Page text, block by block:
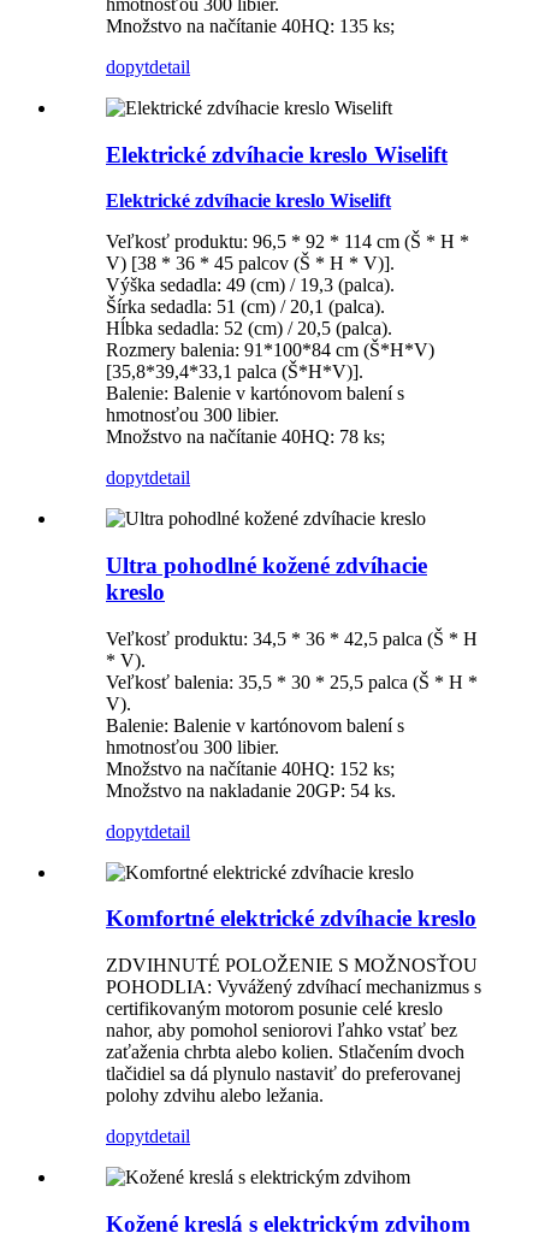
Množstvo na načítanie 40HQ: 135 ks;
dopytdetail
Elektrické zdvíhacie kreslo Wiselift
Elektrické zdvíhacie kreslo Wiselift
Veľkosť produktu: 96,5 * 92 * 114 cm (Š * H *
V) [38 * 36 * 45 palcov (Š * H * V)].
Výška sedadla: 49 (cm) / 19,3 (palca).
Šírka sedadla: 51 (cm) / 20,1 (palca).
Hĺbka sedadla: 52 (cm) / 20,5 (palca).
Rozmery balenia: 91*100*84 cm (Š*H*V)
[35,8*39,4*33,1 palca (Š*H*V)].
Balenie: Balenie v kartónovom balení s
hmotnosťou 300 libier.
Množstvo na načítanie 40HQ: 78 ks;
dopytdetail
Ultra pohodlné kožené zdvíhacie
kreslo
Veľkosť produktu: 34,5 * 36 * 42,5 palca (Š * H
* V).
Veľkosť balenia: 35,5 * 30 * 25,5 palca (Š * H *
V).
Balenie: Balenie v kartónovom balení s
hmotnosťou 300 libier.
Množstvo na načítanie 40HQ: 152 ks;
Množstvo na nakladanie 20GP: 54 ks.
dopytdetail
Komfortné elektrické zdvíhacie kreslo
ZDVIHNUTÉ POLOŽENIE S MOŽNOSŤOU
POHODLIA: Vyvážený zdvíhací mechanizmus s
certifikovaným motorom posunie celé kreslo
nahor, aby pomohol seniorovi ľahko vstať bez
zaťaženia chrbta alebo kolien. Stlačením dvoch
tlačidiel sa dá plynulo nastaviť do preferovanej
polohy zdvihu alebo ležania.
dopytdetail
Kožené kreslá s elektrickým zdvihom